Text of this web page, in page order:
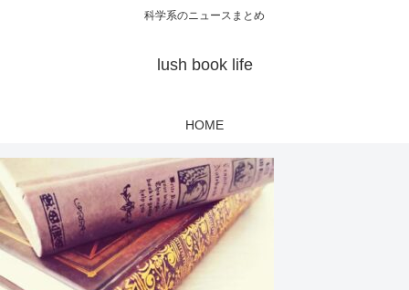
科学系のニュースまとめ
lush book life
HOME